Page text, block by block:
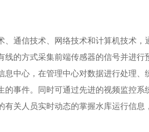
通信技术、网络技术和计算机技术，
的方式采集前端传感器的信号并进
中心，在管理中心对数据进行处理
事件。同时可通过先进的视频监控
关人员实时动态的掌握水库运行信息